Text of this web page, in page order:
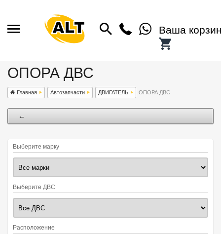
Ваша
ОПОРА ДВС
Главная Автозапчасти ДВИГАТЕЛЬ ОПОРА ДВС
←
Выберите марку
Выберите ДВС
Расположение